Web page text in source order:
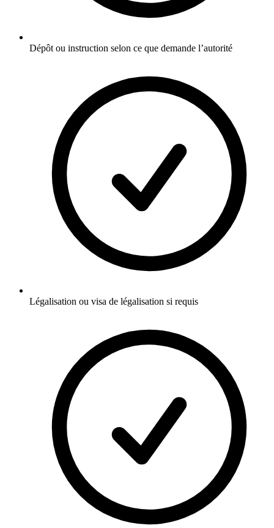
Dépôt ou instruction selon ce que demande l’autorité
Légalisation ou visa de légalisation si requis